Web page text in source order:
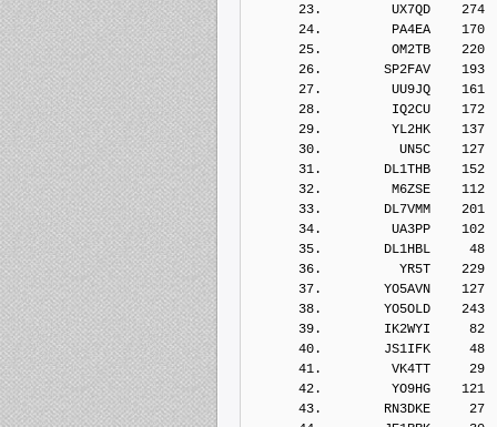
23.         UX7QD    274
24.         PA4EA    170
25.         OM2TB    220
26.        SP2FAV    193
27.         UU9JQ    161
28.         IQ2CU    172
29.         YL2HK    137
30.          UN5C    127
31.        DL1THB    152
32.         M6ZSE    112
33.        DL7VMM    201
34.         UA3PP    102
35.        DL1HBL     48
36.          YR5T    229
37.        YO5AVN    127
38.        YO5OLD    243
39.        IK2WYI     82
40.        JS1IFK     48
41.         VK4TT     29
42.         YO9HG    121
43.        RN3DKE     27